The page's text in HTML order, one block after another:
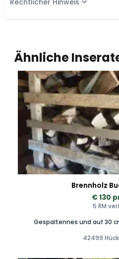
Ähnliche
Brennholz
€ 130
5 RM
Gespaltennes und auf 30
42499